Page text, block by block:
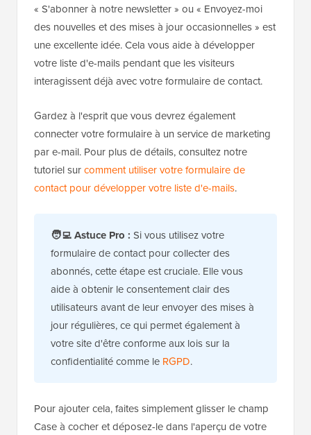
« S'abonner à notre newsletter » ou « Envoyez-moi
des nouvelles et des mises à jour occasionnelles » est
une excellente idée. Cela vous aide à développer
votre liste d'e-mails pendant que les visiteurs
interagissent déjà avec votre formulaire de contact.
Gardez à l'esprit que vous devrez également
connecter votre formulaire à un service de marketing
par e-mail. Pour plus de détails, consultez notre
tutoriel surcomment utiliser votre formulaire de
contact pour développer votre liste d'e-mails.
🧑‍💻 Astuce Pro : Si vous utilisez votre
formulaire de contact pour collecter des
abonnés, cette étape est cruciale. Elle vous
aide à obtenir le consentement clair des
utilisateurs avant de leur envoyer des mises à
jour régulières, ce qui permet également à
votre site d'être conforme aux lois sur la
confidentialité comme le RGPD.
Pour ajouter cela, faites simplement glisser le champ
Case à cocher et déposez-le dans l'aperçu de votre